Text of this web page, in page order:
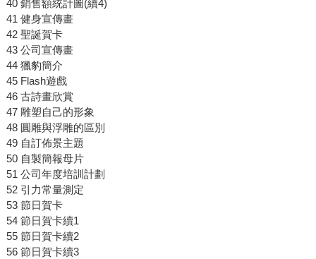
40 銷售額統計圖(續4)
41 健身宣傳畫
42 聖誕賀卡
43 公司宣傳畫
44 獵豹簡介
45 Flash遊戲
46 古詩畫欣賞
47 雕塑自己的形象
48 圓雕與浮雕的區別
49 自訂佈景主題
50 自製簡報母片
51 公司年度培訓計劃
52 引力常量測定
53 節日賀卡
54 節日賀卡續1
55 節日賀卡續2
56 節日賀卡續3